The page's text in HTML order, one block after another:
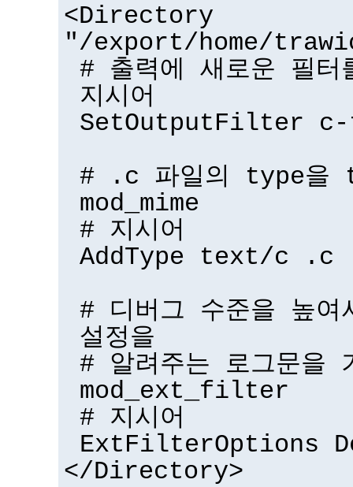
<Directory
"/export/home/
# 출력에 새로운 필
지시어
SetOutputFilter
# .c 파일의 type을
mod_mime
# 지시어
AddType text/c .c
# 디버그 수준을 높여
설정을
# 알려주는 로그문을
mod_ext_filter
# 지시어
ExtFilterOptions
</Directory>